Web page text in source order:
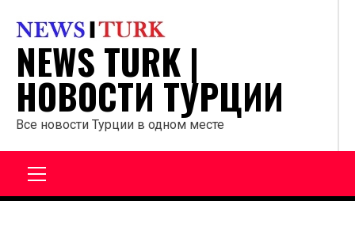
содержанию
NEWS TURK |
НОВОСТИ ТУРЦИИ
Все новости Турции в одном месте